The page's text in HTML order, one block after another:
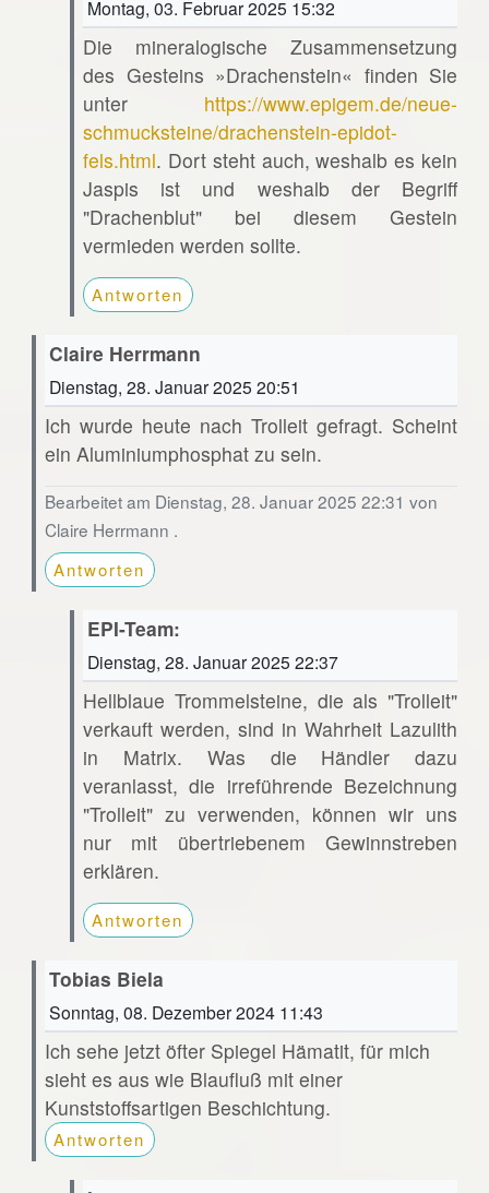
Montag, 03. Februar 2025 15:32
Die mineralogische Zusammensetzung
des Gesteins »Drachenstein« finden Sie
unter https://www.epigem.de/neue-
schmucksteine/drachenstein-epidot-
fels.html. Dort steht auch, weshalb es kein
Jaspis ist und weshalb der Begriff
"Drachenblut" bei diesem Gestein
vermieden werden sollte.
Antworten
Claire Herrmann
Dienstag, 28. Januar 2025 20:51
Ich wurde heute nach Trolleit gefragt. Scheint
ein Aluminiumphosphat zu sein.
Bearbeitet am Dienstag, 28. Januar 2025 22:31 von
Claire Herrmann .
Antworten
EPI-Team:
Dienstag, 28. Januar 2025 22:37
Hellblaue Trommelsteine, die als "Trolleit"
verkauft werden, sind in Wahrheit Lazulith
in Matrix. Was die Händler dazu
veranlasst, die irreführende Bezeichnung
"Trolleit" zu verwenden, können wir uns
nur mit übertriebenem Gewinnstreben
erklären.
Antworten
Tobias Biela
Sonntag, 08. Dezember 2024 11:43
Ich sehe jetzt öfter Spiegel Hämatit, für mich
sieht es aus wie Blaufluß mit einer
Kunststoffsartigen Beschichtung.
Antworten